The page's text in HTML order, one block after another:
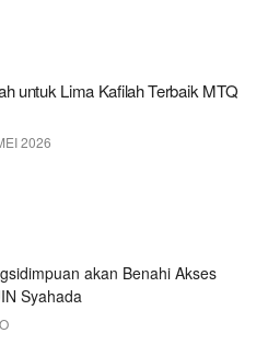
untuk Lima Kafilah Terbaik MTQ
2026
akan Benahi Akses
Syahada